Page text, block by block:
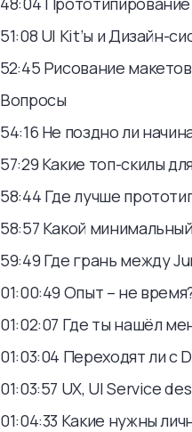
51:08 UI Kit’ы и Дизайн-
52:45 Рисование макетов
Вопросы
54:16 Не поздно ли
57:29 Какие топ-скилы
58:44 Где лучше
58:57 Какой
59:49 Где грань между
01:00:49 Опыт – не
01:02:07 Где ты нашёл
01:03:04 Переходят ли с
01:03:57 UX, UI Service
01:04:33 Какие нужны